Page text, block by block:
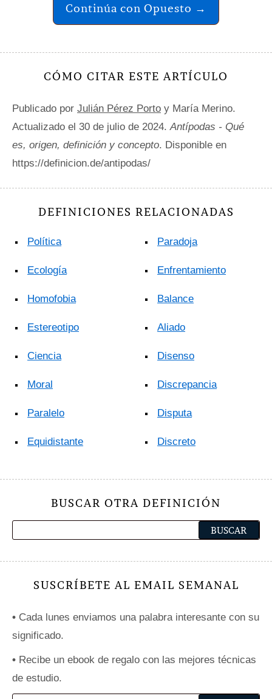
Continúa con Opuesto →
CÓMO CITAR ESTE ARTÍCULO
Publicado por Julián Pérez Porto y María Merino.
Actualizado el 30 de julio de 2024. Antípodas - Qué
es, origen, definición y concepto. Disponible en
https://definicion.de/antipodas/
DEFINICIONES RELACIONADAS
Política
Ecología
Homofobia
Estereotipo
Ciencia
Moral
Paralelo
Equidistante
Paradoja
Enfrentamiento
Balance
Aliado
Disenso
Discrepancia
Disputa
Discreto
BUSCAR OTRA DEFINICIÓN
SUSCRÍBETE AL EMAIL SEMANAL
• Cada lunes enviamos una palabra interesante con su
significado.
• Recibe un ebook de regalo con las mejores técnicas
de estudio.